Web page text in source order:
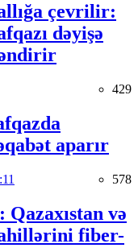
çevrilir:
dəyişə
429
aparır
578
və
fiber-